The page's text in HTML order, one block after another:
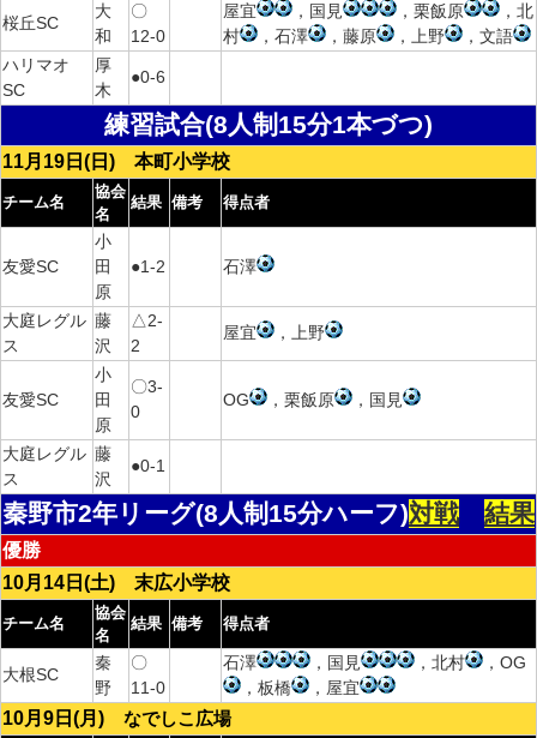
桜丘SC
大
和
〇
12-0
屋宜 ，国見 ，栗飯原
，北
村
，石澤 ，藤原 ，上野
，文語
ハリマオ
SC
厚
木
●0-6
練習試合(8人制15分1本づつ)
11月19日(日) 本町小学校
チーム名
協会
名
結果 備考 得点者
友愛SC
小
田
原
●1-2 石澤
大庭レグル
ス
藤
沢
△2-
2
屋宜 ，上野
友愛SC
小
田
原
〇3-
0
OG ，栗飯原 ，国見
大庭レグル
ス
藤
沢
●0-1
秦野市2年リーグ(8人制15分ハーフ)対戦 結果
優勝
10月14日(土) 末広小学校
チーム名
協会
名
結果 備考 得点者
大根SC
秦
野
〇
11-0
石澤 ，国見 ，北村
，OG
，板橋
，屋宜
10月9日(月) なでしこ広場